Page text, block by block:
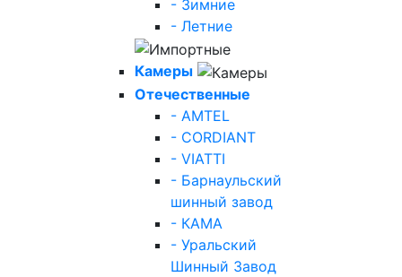
- Зимние
- Летние
Камеры
Отечественные
- AMTEL
- CORDIANT
- VIATTI
- Барнаульский
шинный завод
- КАМА
- Уральский
Шинный Завод